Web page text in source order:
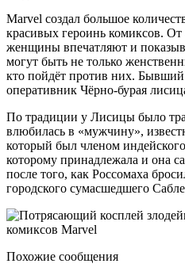
Marvel создал большое
красивых героинь комиксов.
женщины впечатляют и
могут быть не только
кто пойдёт против них.
оперативник Чёрно-бурая
По традиции у Лисицы было
влюбилась в «мужчину»,
который был членом
которому принадлежала и она
после того, как Россомаха
городского сумасшедшего
Похожие сообщения